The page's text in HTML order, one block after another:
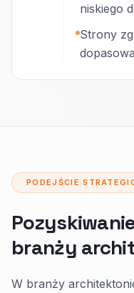
niskiego
Strony
PODEJŚCIE
branży
W branży